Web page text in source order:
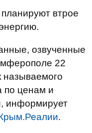
втрое
озвученные
22
называемого
по ценам и
информирует
.